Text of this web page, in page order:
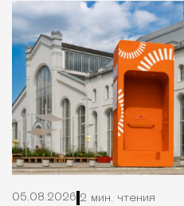
05.08.2026 2 мин. чтения